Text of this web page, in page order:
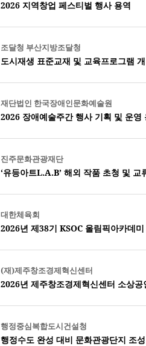
2026 지역창업 페스티벌 행사 용역
조달청 부산지방조달청
도시재생 표준교재 및 교육프로그램
재단법인 한국장애인문화예술원
2026 장애예술주간 행사 기획 및 운영
진주문화관광재단
‘유등아트L.A.B’ 해외 작품 초청 및 교
대한체육회
2026년 제38기 KSOC 올림픽아카데
(재)제주창조경제혁신센터
2026년 제주창조경제혁신센터 소상
행정중심복합도시건설청
행정수도 완성 대비 문화관광단지 조